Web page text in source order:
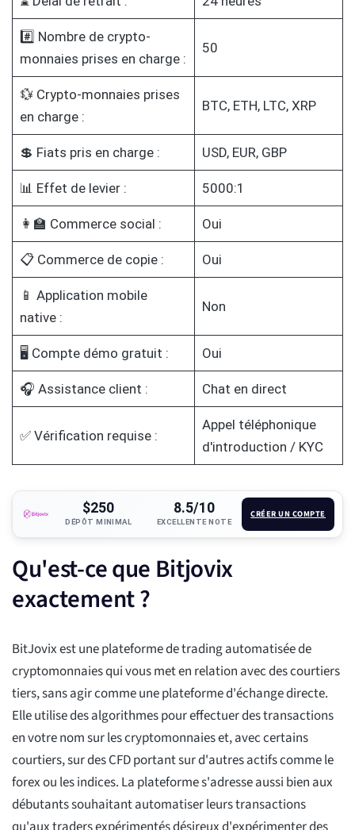
#️⃣ Nombre de crypto-
monnaies prises en charge :
50
💱 Crypto-monnaies prises
en charge :
BTC, ETH, LTC, XRP
💲 Fiats pris en charge : USD, EUR, GBP
📊 Effet de levier : 5000:1
👩‍🏫 Commerce social : Oui
📋 Commerce de copie : Oui
📱 Application mobile
native :
Non
🖥️ Compte démo gratuit : Oui
🎧 Assistance client : Chat en direct
✅ Vérification requise :
Appel téléphonique
d'introduction / KYC
$250
DÉPÔT MINIMAL
8.5/10
EXCELLENTE NOTE
CRÉER UN COMPTE
Qu'est-ce que Bitjovix
exactement ?
BitJovix est une plateforme de trading automatisée de
cryptomonnaies qui vous met en relation avec des courtiers
tiers, sans agir comme une plateforme d'échange directe.
Elle utilise des algorithmes pour effectuer des transactions
en votre nom sur les cryptomonnaies et, avec certains
courtiers, sur des CFD portant sur d'autres actifs comme le
forex ou les indices. La plateforme s'adresse aussi bien aux
débutants souhaitant automatiser leurs transactions